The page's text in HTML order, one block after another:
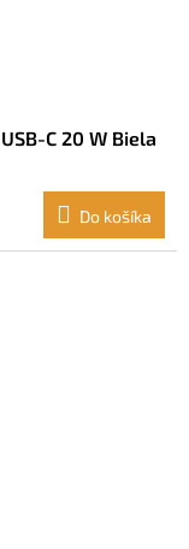
C 20 W Biela
Do košíka